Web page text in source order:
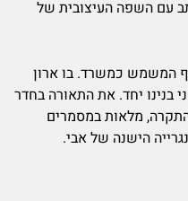
עם השפה העיצובית של
המשמש כמשרד. בו ארון
בנינו יחד. את התאורה בחדר
מלאות במסמרים
הישנה של אבי.